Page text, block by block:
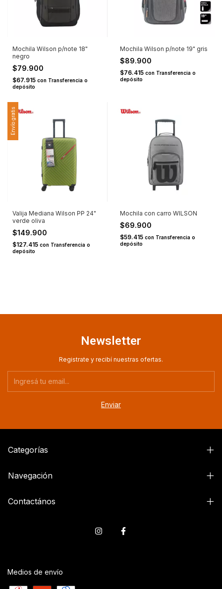
Mochila Wilson p/note 18"
negro
$79.900
$67.915 con Transferencia o
depósito
Mochila Wilson p/note 19" gris
$89.900
$76.415 con Transferencia o
depósito
Envío gratis
Valija Mediana Wilson PP 24"
verde oliva
$149.900
$127.415 con Transferencia o
depósito
Mochila con carro WILSON
$69.900
$59.415 con Transferencia o
depósito
Newsletter
Registrate y recibí nuestras ofertas.
Categorías
Navegación
Contactános
Medios de envío